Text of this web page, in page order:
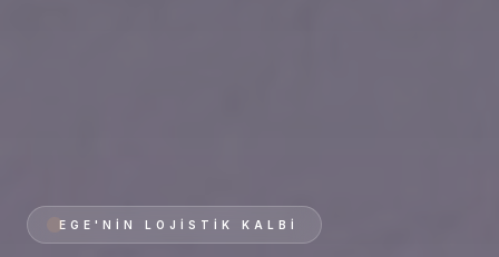
EGE'NIN LOJISTIK KALBI